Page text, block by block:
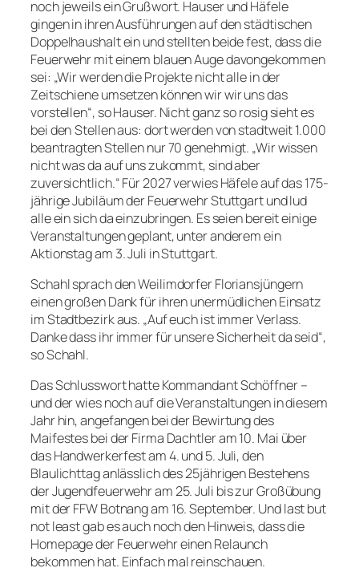
noch jeweils ein Grußwort. Hauser und Häfele
gingen in ihren Ausführungen auf den städtischen
Doppelhaushalt ein und stellten beide fest, dass die
Feuerwehr mit einem blauen Auge davongekommen
sei: „Wir werden die Projekte nicht alle in der
Zeitschiene umsetzen können wir wir uns das
vorstellen“, so Hauser. Nicht ganz so rosig sieht es
bei den Stellen aus: dort werden von stadtweit 1.000
beantragten Stellen nur 70 genehmigt. „Wir wissen
nicht was da auf uns zukommt, sind aber
zuversichtlich.“ Für 2027 verwies Häfele auf das 175-
jährige Jubiläum der Feuerwehr Stuttgart und lud
alle ein sich da einzubringen. Es seien bereit einige
Veranstaltungen geplant, unter anderem ein
Aktionstag am 3. Juli in Stuttgart.
Schahl sprach den Weilimdorfer Floriansjüngern
einen großen Dank für ihren unermüdlichen Einsatz
im Stadtbezirk aus. „Auf euch ist immer Verlass.
Danke dass ihr immer für unsere Sicherheit da seid“,
so Schahl.
Das Schlusswort hatte Kommandant Schöffner –
und der wies noch auf die Veranstaltungen in diesem
Jahr hin, angefangen bei der Bewirtung des
Maifestes bei der Firma Dachtler am 10. Mai über
das Handwerkerfest am 4. und 5. Juli, den
Blaulichttag anlässlich des 25jährigen Bestehens
der Jugendfeuerwehr am 25. Juli bis zur Großübung
mit der FFW Botnang am 16. September. Und last but
not least gab es auch noch den Hinweis, dass die
Homepage der Feuerwehr einen Relaunch
bekommen hat. Einfach mal reinschauen.